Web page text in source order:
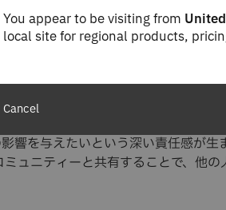
従業員としての地位を確立してい
て、ブラジルでの取り組みを主導し
は、信じられないほどの感謝を感じて
響を与えたいという深い責任感が生
ュニティーと共有することで、他の
You appear to be visiting from
local site for regional products,
Cancel